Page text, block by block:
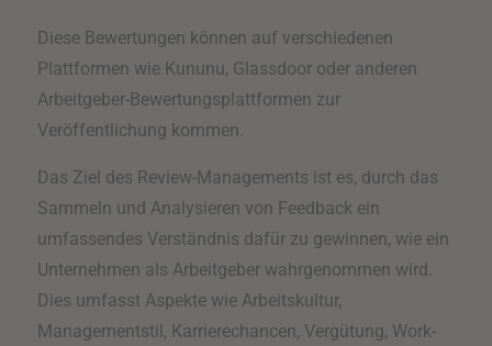
Diese Bewertungen können auf verschiedenen
Plattformen wie Kununu, Glassdoor oder anderen
Arbeitgeber-Bewertungsplattformen zur
Veröffentlichung kommen.
Das Ziel des Review-Managements ist es, durch das
Sammeln und Analysieren von Feedback ein
umfassendes Verständnis dafür zu gewinnen, wie ein
Unternehmen als Arbeitgeber wahrgenommen wird.
Dies umfasst Aspekte wie Arbeitskultur,
Managementstil, Karrierechancen, Vergütung, Work-